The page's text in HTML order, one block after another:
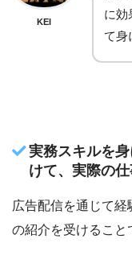
KEI
に効
て身
実務スキルを
けて、実際の
広告配信を通じて
の紹介を受けること